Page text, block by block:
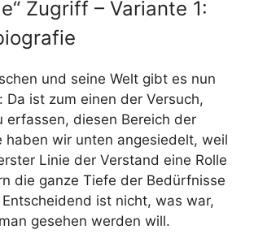
Zugriff – Variante 1:
und seine Welt gibt es nun
Da ist zum einen der Versuch,
erfassen, diesen Bereich der
haben wir unten angesiedelt, weil
Linie der Verstand eine Rolle
die ganze Tiefe der Bedürfnisse
ist nicht, was war,
gesehen werden will.